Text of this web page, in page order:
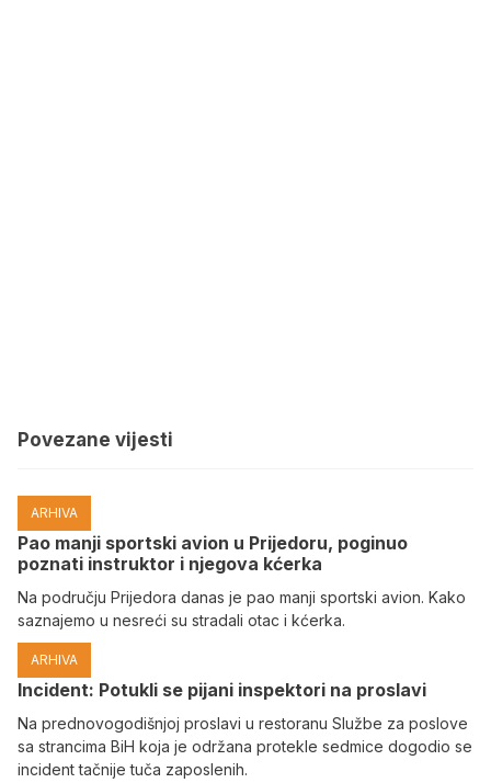
Povezane vijesti
ARHIVA
Pao manji sportski avion u Prijedoru, poginuo
poznati instruktor i njegova kćerka
Na području Prijedora danas je pao manji sportski avion. Kako
saznajemo u nesreći su stradali otac i kćerka.
ARHIVA
Incident: Potukli se pijani inspektori na proslavi
Na prednovogodišnjoj proslavi u restoranu Službe za poslove
sa strancima BiH koja je održana protekle sedmice dogodio se
incident tačnije tuča zaposlenih.